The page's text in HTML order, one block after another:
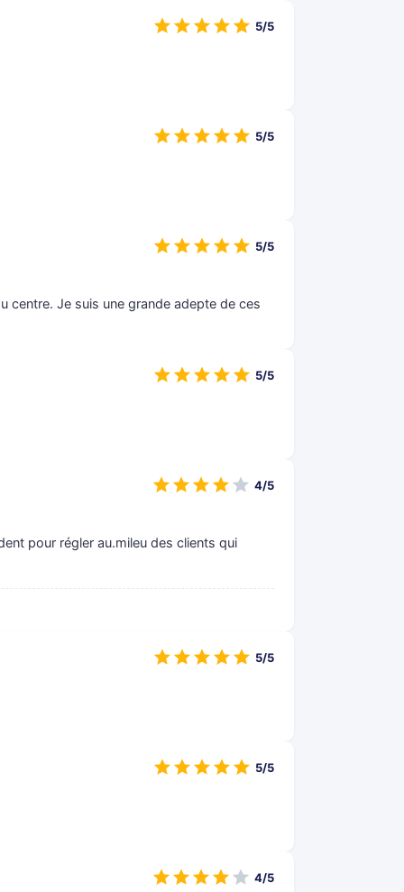
5/5
5/5
centre. Je suis une grande adepte de ces
5/5
5/5
pour régler au.mileu des clients qui
4/5
5/5
5/5
4/5